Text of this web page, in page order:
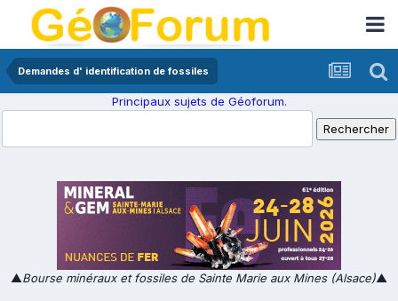
Demandes d' identification de fossiles
Principaux sujets de Géoforum.
▲Bourse minéraux et fossiles de Sainte Marie aux Mines (Alsace)▲